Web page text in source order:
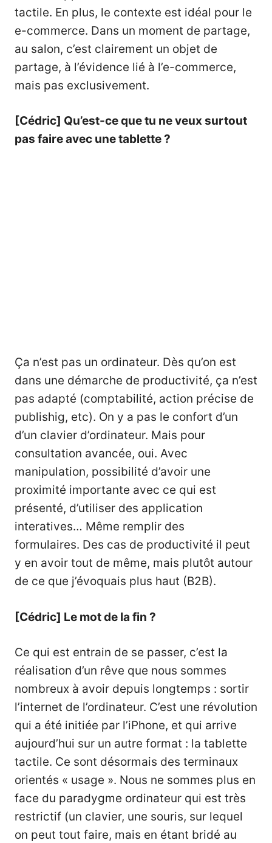
tactile. En plus, le contexte est idéal pour le
e-commerce. Dans un moment de partage,
au salon, c’est clairement un objet de
partage, à l’évidence lié à l’e-commerce,
mais pas exclusivement.
[Cédric] Qu’est-ce que tu ne veux surtout
pas faire avec une tablette ?
Ça n’est pas un ordinateur. Dès qu’on est
dans une démarche de productivité, ça n’est
pas adapté (comptabilité, action précise de
publishig, etc). On y a pas le confort d’un
d’un clavier d’ordinateur. Mais pour
consultation avancée, oui. Avec
manipulation, possibilité d’avoir une
proximité importante avec ce qui est
présenté, d’utiliser des application
interatives… Même remplir des
formulaires. Des cas de productivité il peut
y en avoir tout de même, mais plutôt autour
de ce que j’évoquais plus haut (B2B).
[Cédric] Le mot de la fin ?
Ce qui est entrain de se passer, c’est la
réalisation d’un rêve que nous sommes
nombreux à avoir depuis longtemps : sortir
l’internet de l’ordinateur. C’est une révolution
qui a été initiée par l’iPhone, et qui arrive
aujourd’hui sur un autre format : la tablette
tactile. Ce sont désormais des terminaux
orientés « usage ». Nous ne sommes plus en
face du paradygme ordinateur qui est très
restrictif (un clavier, une souris, sur lequel
on peut tout faire, mais en étant bridé au